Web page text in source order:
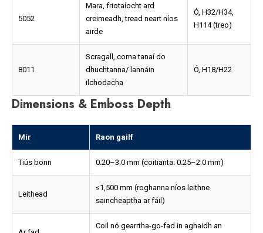
5052
Mara, friotaíocht ard
creimeadh, tread neart níos
airde
Ó, H32/H34,
H114 (treo)
8011
Scragall, corna tanaí do
dhuchtanna/ lannáin
ilchodacha
Ó, H18/H22
Dimensions & Emboss Depth
Mír Raon gailf
Tiús bonn 0.20–3.0 mm (coitianta: 0.25–2.0 mm)
Leithead
≤1,500 mm (roghanna níos leithne
saincheaptha ar fáil)
Coil nó gearrtha-go-fad in aghaidh an